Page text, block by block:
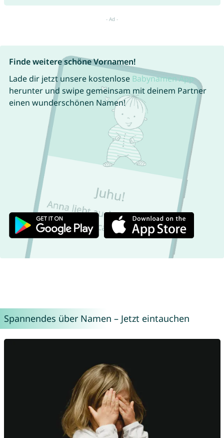
Finde weitere schöne Vornamen!
Lade dir jetzt unsere kostenlose Babynamen App
herunter und swipe gemeinsam mit deinem Partner
einen wunderschönen Namen!
Spannendes über Namen – Jetzt eintauchen